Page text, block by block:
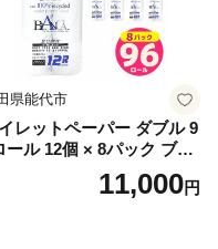
県能代市
レットペーパー ダブル 9
ール 12個 × 8パック ブラ
カ 再生紙 100％ 芯あり 日
品 消耗品 無香料 生活用品
11,000円